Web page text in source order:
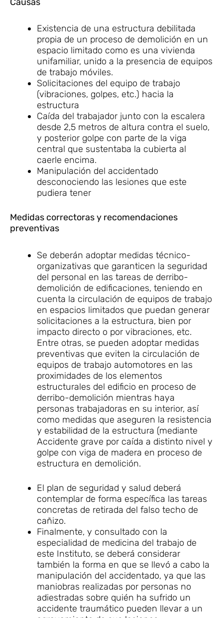
Existencia de una estructura debilitada
propia de un proceso de demolición en un
espacio limitado como es una vivienda
unifamiliar, unido a la presencia de equipos
de trabajo móviles.
Solicitaciones del equipo de trabajo
(vibraciones, golpes, etc.) hacia la
estructura
Caída del trabajador junto con la escalera
desde 2,5 metros de altura contra el suelo,
y posterior golpe con parte de la viga
central que sustentaba la cubierta al
caerle encima.
Manipulación del accidentado
desconociendo las lesiones que este
pudiera tener
Medidas correctoras y recomendaciones
preventivas
Se deberán adoptar medidas técnico-
organizativas que garanticen la seguridad
del personal en las tareas de derribo-
demolición de edificaciones, teniendo en
cuenta la circulación de equipos de trabajo
en espacios limitados que puedan generar
solicitaciones a la estructura, bien por
impacto directo o por vibraciones, etc.
Entre otras, se pueden adoptar medidas
preventivas que eviten la circulación de
equipos de trabajo automotores en las
proximidades de los elementos
estructurales del edificio en proceso de
derribo-demolición mientras haya
personas trabajadoras en su interior, así
como medidas que aseguren la resistencia
y estabilidad de la estructura (mediante
Accidente grave por caída a distinto nivel y
golpe con viga de madera en proceso de
estructura en demolición.
El plan de seguridad y salud deberá
contemplar de forma específica las tareas
concretas de retirada del falso techo de
cañizo.
Finalmente, y consultado con la
especialidad de medicina del trabajo de
este Instituto, se deberá considerar
también la forma en que se llevó a cabo la
manipulación del accidentado, ya que las
maniobras realizadas por personas no
adiestradas sobre quién ha sufrido un
accidente traumático pueden llevar a un